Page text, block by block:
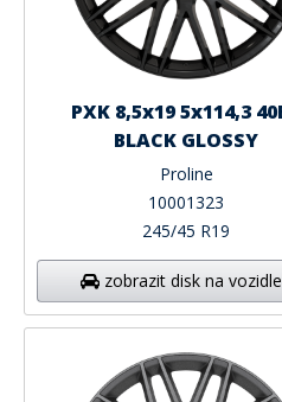
PXK 8,5x19 5x114,3
BLACK GLOSSY
Proline
10001323
245/45 R19
zobrazit disk na vozidle